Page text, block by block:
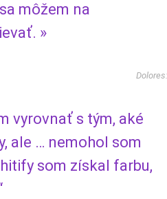
môžem na
»
Dolores:
vyrovnať s tým, aké
ale … nemohol som
som získal farbu,